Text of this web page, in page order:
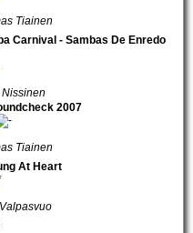
Tiainen
Carnival - Sambas De Enredo
2007
Tiainen
At Heart